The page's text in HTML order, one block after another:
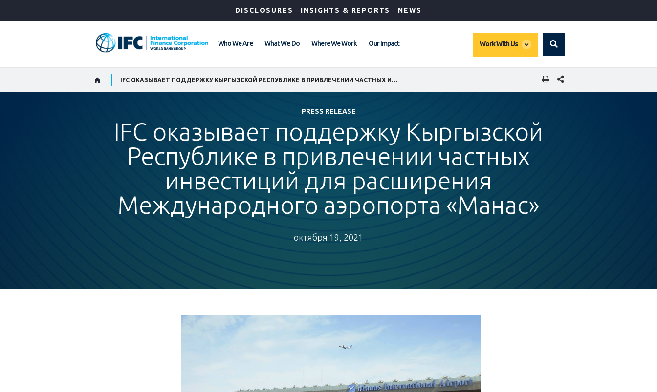
DISCLOSURES INSIGHTS & REPORTS NEWS
Who We Are What We Do Where We Work Our Impact Work With Us
global
Search
SHARE THIS PAGE
PRESS RELEASE
IFC оказывает поддержку Кыргызской
Республике в привлечении частных
инвестиций для расширения
Международного аэропорта «Манас»
октября 19, 2021